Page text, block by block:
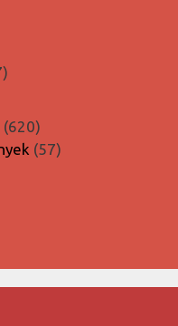
47
620620
termék
5757